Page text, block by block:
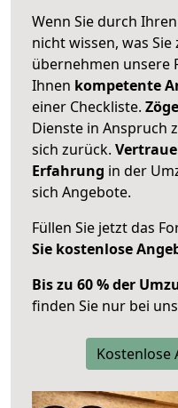
Wenn Sie durch
nicht wissen, was
übernehmen unsere
Ihnen kompetente
einer Checkliste.
Dienste in Anspruch
sich zurück.
Erfahrung in der
sich Angebote.
Füllen Sie jetzt das
Sie kostenlose
Bis zu 60 % der
finden Sie nur bei
Kostenlose